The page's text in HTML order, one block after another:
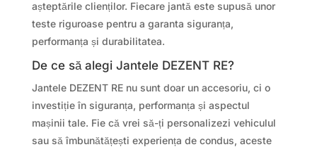
așteptările clienților. Fiecare jantă este supusă unor
teste riguroase pentru a garanta siguranța,
performanța și durabilitatea.
De ce să alegi Jantele DEZENT RE?
Jantele DEZENT RE nu sunt doar un accesoriu, ci o
investiție în siguranța, performanța și aspectul
mașinii tale. Fie că vrei să-ți personalizezi vehiculul
sau să îmbunătățești experiența de condus, aceste